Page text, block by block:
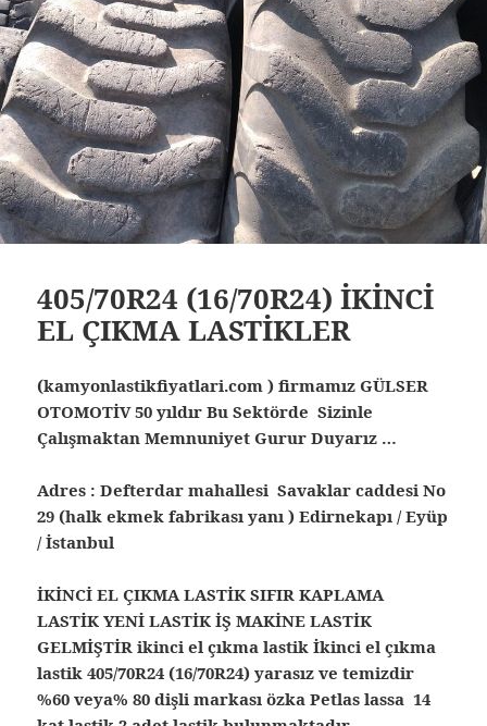
405/70R24 (16/70R24) İKİNCİ
EL ÇIKMA LASTİKLER
(kamyonlastikfiyatlari.com ) firmamız GÜLSER
OTOMOTİV 50 yıldır Bu Sektörde Sizinle
Çalışmaktan Memnuniyet Gurur Duyarız …
Adres : Defterdar mahallesi Savaklar caddesi No
29 (halk ekmek fabrikası yanı ) Edirnekapı / Eyüp
/ İstanbul
İKİNCİ EL ÇIKMA LASTİK SIFIR KAPLAMA
LASTİK YENİ LASTİK İŞ MAKİNE LASTİK
GELMİŞTİR ikinci el çıkma lastik İkinci el çıkma
lastik 405/70R24 (16/70R24) yarasız ve temizdir
%60 veya% 80 dişli markası özka Petlas lassa 14